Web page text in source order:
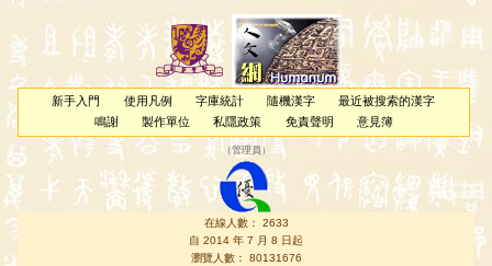
新手入門 使用凡例 字庫統計 隨機漢字
最近被搜索的漢字
鳴謝
製作單位 私隱政策 免責聲明 意見簿
（管理員 ）
在線人數： 2633
自 2014 年 7 月 8 日起
瀏覽人數： 80131676